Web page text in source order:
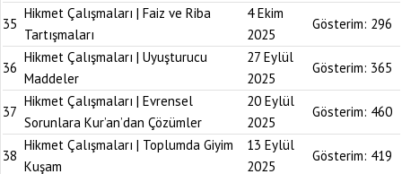
35
Hikmet Çalışmaları | Faiz ve Riba
Tartışmaları
4 Ekim
2025
Gösterim: 296
36
Hikmet Çalışmaları | Uyuşturucu
Maddeler
27 Eylül
2025
Gösterim: 365
37
Hikmet Çalışmaları | Evrensel
Sorunlara Kur’an’dan Çözümler
20 Eylül
2025
Gösterim: 460
38
Hikmet Çalışmaları | Toplumda Giyim
Kuşam
13 Eylül
2025
Gösterim: 419